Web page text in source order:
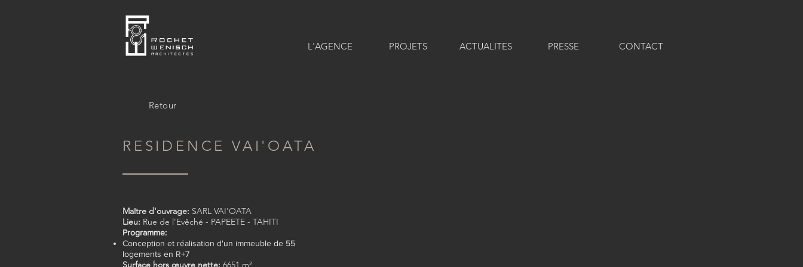
L'AGENCE PROJETS ACTUALITES PRESSE CONTACT
Retour
RESIDENCE VAI'OATA
Maître d'ouvrage: SARL VAI'OATA
Lieu: Rue de l'Evêché - PAPEETE - TAHITI
Programme:
Conception et réalisation d'un immeuble de 55
logements en R+7
Surface hors œuvre nette: 6651 m²